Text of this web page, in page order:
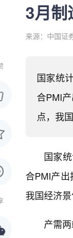
3月制
来源：中国证
国家统
合PMI
点，我
国家
合PMI产
我国经济景
产需